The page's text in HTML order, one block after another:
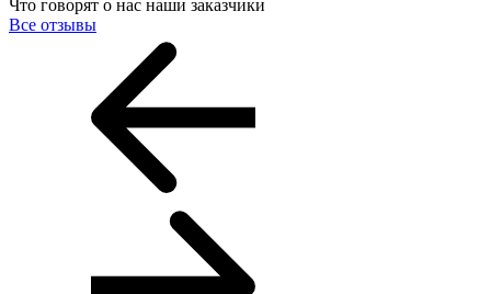
Что говорят о нас наши заказчики
Все отзывы